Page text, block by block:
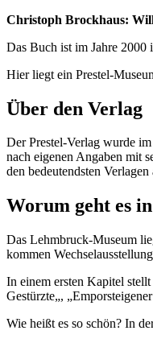
Christoph Brockhaus:
Das Buch ist im Jahre 2000
Hier liegt ein Prestel-
Über den Verlag
Der Prestel-Verlag wurde
nach eigenen Angaben mit
den bedeutendsten
Worum geht es
Das Lehmbruck-Museum
kommen
In einem ersten Kapitel
Gestürzte„,
Wie heißt es so schön? In